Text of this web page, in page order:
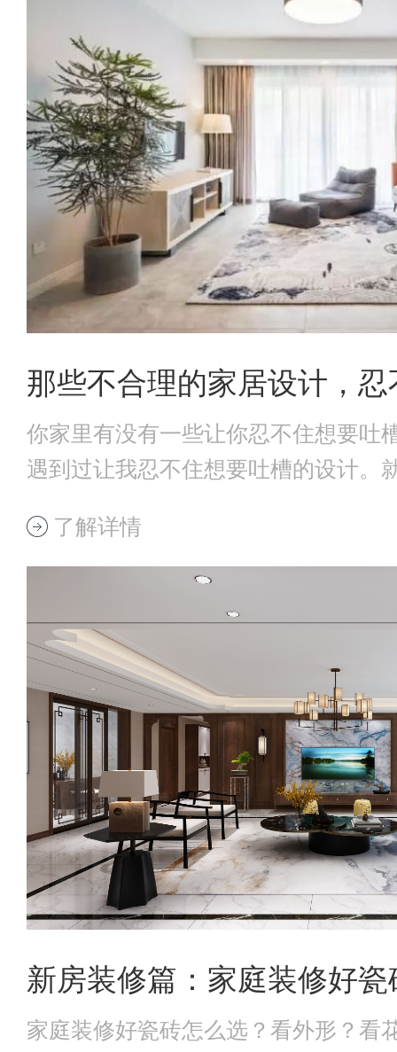
那些不合理的家居设计，
你家里有没有一些让你忍不住想要吐
遇到过让我忍不住想要吐槽的设计。
了解详情
家庭装修好瓷砖怎么选？看外形？看